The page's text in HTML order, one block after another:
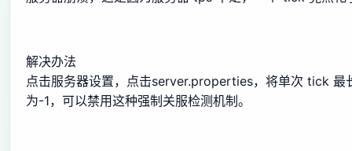
解决办法
点击服务器设置，点击server.properties，将单次 tick 最
为-1，可以禁用这种强制关服检测机制。